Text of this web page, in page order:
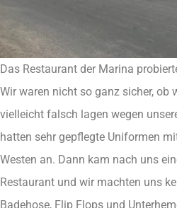
Das Restaurant der Marina
Wir waren nicht so ganz sicher, ob
vielleicht falsch lagen wegen
hatten sehr gepflegte Uniformen
Westen an. Dann kam nach uns
Restaurant und wir machten uns
Badehose, Flip Flops und